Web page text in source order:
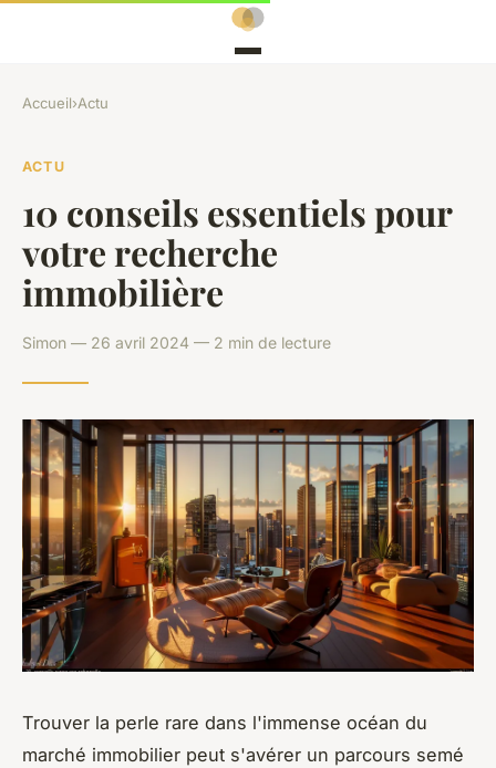
Accueil›Actu
ACTU
10 conseils essentiels pour
votre recherche
immobilière
Simon — 26 avril 2024 — 2 min de lecture
Trouver la perle rare dans l'immense océan du
marché immobilier peut s'avérer un parcours semé